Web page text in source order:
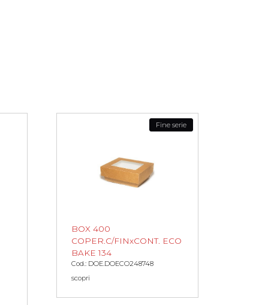
Fine serie
BOX 400
COPER.C/FINxCONT. ECO
BAKE 134
Cod.: DOE.DOECO248748
scopri